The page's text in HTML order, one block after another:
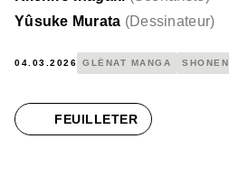
Yûsuke Murata (Dessinateur)
04.03.2026 GLÉNAT MANGA SHONEN
FEUILLETER